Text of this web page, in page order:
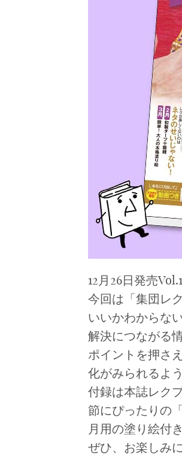
12月26日発売
今回は「集団レ
いいかわからな
解決につながる
ポイントを押さ
化がみられるよ
付録は本誌レク
節にぴったりの
月用の塗り絵付
ぜひ、お楽しみ